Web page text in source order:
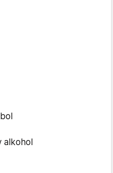
alkohol